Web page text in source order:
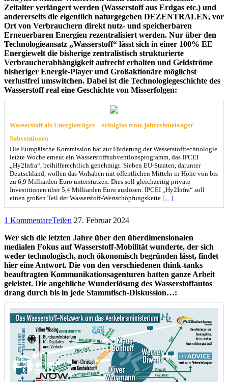
Zeitalter verlängert werden (Wasserstoff aus Erdgas etc.) und
andererseits die eigentlich naturgegeben DEZENTRALEN, vor
Ort von Verbrauchern direkt nutz- und speicherbaren
Erneuerbaren Energien rezentralisiert werden. Nur über den
Technologieansatz „Wasserstoff“ lässt sich in einer 100% EE
Energiewelt die bisherige zentralistisch strukturierte
Verbraucherabhängigkeit aufrecht erhalten und Geldströme
bisheriger Energie-Player und Großaktionäre möglichst
verlustfrei umswitchen. Dabei ist die Technologiegeschichte des
Wasserstoff real eine Geschichte von Misserfolgen:
Wasserstoff als Energieträger – erfolglos trotz jahrzehntelanger
Subventionen
Die Europäische Kommission hat zur Förderung der Wasserstofftechnologie
letzte Woche erneut ein Wasserstoffsubventionsprogramm, das IPCEI
„Hy2Infra“, beihilferechtlich genehmigt. Sieben EU-Staaten, darunter
Deutschland, wollen das Vorhaben mit öffentlichen Mitteln in Höhe von bis
zu 6,9 Milliarden Euro unterstützen. Dies soll gleichzeitig private
Investitionen über 5,4 Milliarden Euro auslösen. IPCEI „Hy2Infra“ soll
einen großen Teil der Wasserstoff-Wertschöpfungskette […]
1 KommentareTeilen 27. Februar 2024
Wer sich die letzten Jahre über den überdimensionalen
medialen Fokus auf Wasserstoff-Mobilität wunderte, der sich
weder technologisch, noch ökonomisch begründen lässt, findet
hier eine Antwort. Die von den verschiedenen think-tanks
beauftragten Kommunikationsagenturen hatten ganze Arbeit
geleistet. Die angebliche Wunderlösung des Wasserstoffautos
drang durch bis in jede Stammtisch-Diskussion…: